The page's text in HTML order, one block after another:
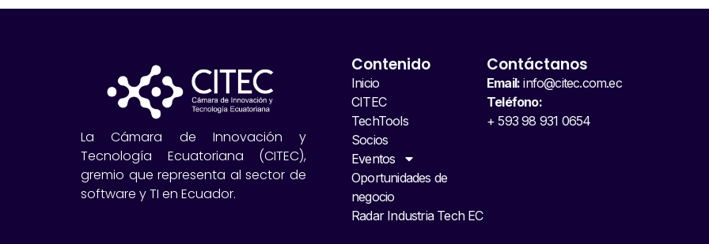
La Cámara de Innovación y
Tecnología Ecuatoriana (CITEC),
gremio que representa al sector de
software y TI en Ecuador.
Contenido
Inicio
CITEC
TechTools
Socios
Eventos
Oportunidades de
negocio
Radar Industria Tech EC
Contáctanos
Email: info@citec.com.ec
Teléfono:
+ 593 98 931 0654